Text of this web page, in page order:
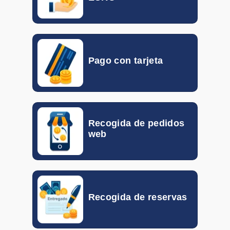
HKD
HUF
IDR 0.000046 0.000056
ILS 0.19870 0.30940
INR
ISK
KRW
MXN
Pago con tarjeta
Recogida de pedidos
web
Recogida de reservas